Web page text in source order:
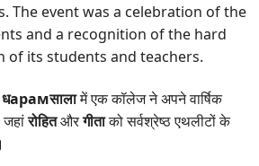
The event was a celebration of the
and a recognition of the hard
of its students and teachers.
धарамसालामें एक कॉलेज ने अपने वार्षिक
जहांरोहितऔरगीताको सर्वश्रेष्ठ एथलीटों के